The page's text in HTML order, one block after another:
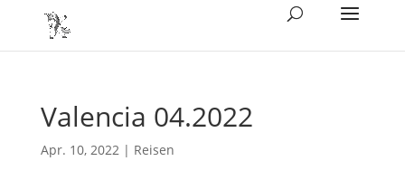
Valencia 04.2022
Apr. 10, 2022| Reisen